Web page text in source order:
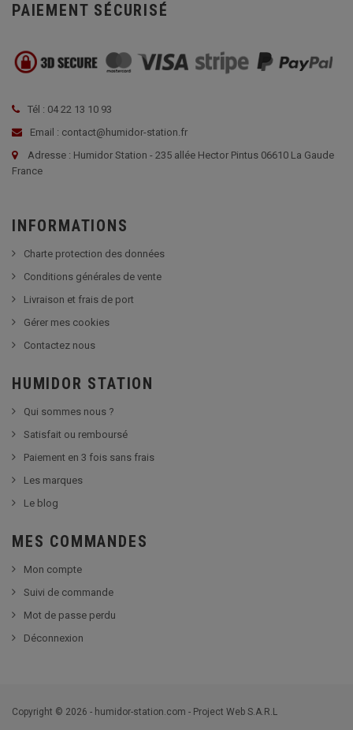
PAIEMENT SÉCURISÉ
Tél : 04 22 13 10 93
Email : contact@humidor-station.fr
Adresse : Humidor Station - 235 allée Hector Pintus 06610 La Gaude
France
INFORMATIONS
Charte protection des données
Conditions générales de vente
Livraison et frais de port
Gérer mes cookies
Contactez nous
HUMIDOR STATION
Qui sommes nous ?
Satisfait ou remboursé
Paiement en 3 fois sans frais
Les marques
Le blog
MES COMMANDES
Mon compte
Suivi de commande
Mot de passe perdu
Déconnexion
Copyright © 2026 - humidor-station.com - Project Web S.A.R.L